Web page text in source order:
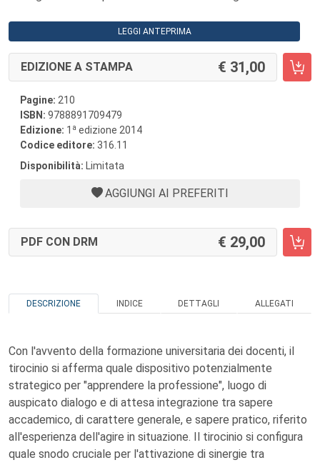
LEGGI ANTEPRIMA
EDIZIONE A STAMPA 31,00
Pagine: 210
ISBN: 9788891709479
Edizione: 1 a edizione 2014
Codice editore: 316.11
Disponibilità: Limitata
AGGIUNGI AI PREFERITI
PDF CON DRM 29,00
DESCRIZIONE INDICE DETTAGLI ALLEGATI
Con l'avvento della formazione universitaria dei docenti, il
tirocinio si afferma quale dispositivo potenzialmente
strategico per "apprendere la professione", luogo di
auspicato dialogo e di attesa integrazione tra sapere
accademico, di carattere generale, e sapere pratico, riferito
all'esperienza dell'agire in situazione. Il tirocinio si configura
quale snodo cruciale per l'attivazione di sinergie tra